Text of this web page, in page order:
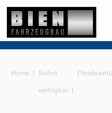
Home Sofort
verfügbar